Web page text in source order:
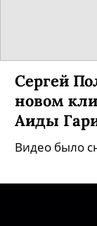
Сергей
новом
Аиды
Видео было